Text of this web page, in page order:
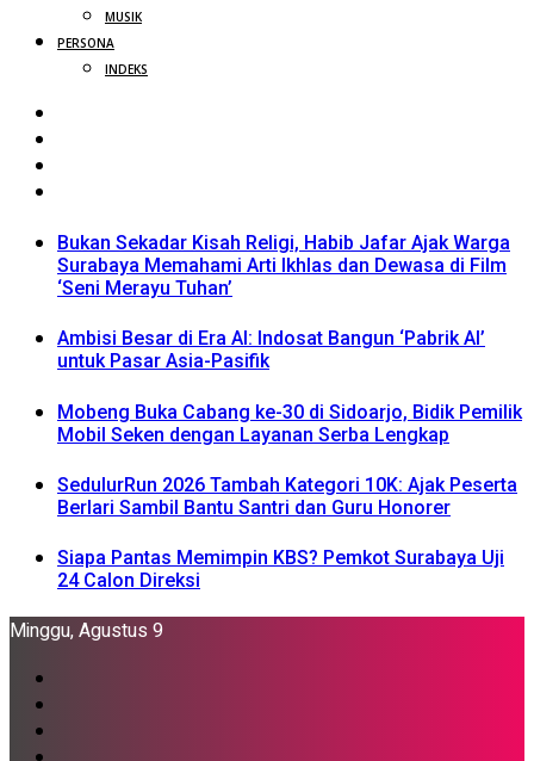
MUSIK
PERSONA
INDEKS
Bukan Sekadar Kisah Religi, Habib Jafar Ajak Warga
Surabaya Memahami Arti Ikhlas dan Dewasa di Film
‘Seni Merayu Tuhan’
Ambisi Besar di Era AI: Indosat Bangun ‘Pabrik AI’
untuk Pasar Asia-Pasifik
Mobeng Buka Cabang ke-30 di Sidoarjo, Bidik Pemilik
Mobil Seken dengan Layanan Serba Lengkap
SedulurRun 2026 Tambah Kategori 10K: Ajak Peserta
Berlari Sambil Bantu Santri dan Guru Honorer
Siapa Pantas Memimpin KBS? Pemkot Surabaya Uji
24 Calon Direksi
Minggu, Agustus 9